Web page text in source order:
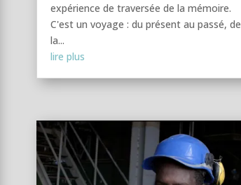
expérience de traversée de la mémoire.
C'est un voyage : du présent au passé, de
la...
lire plus